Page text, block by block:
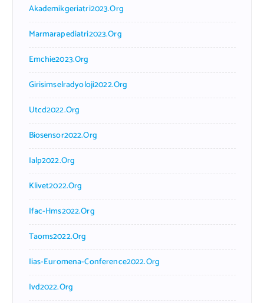
Akademikgeriatri2023.org
Marmarapediatri2023.org
Emchie2023.org
Girisimselradyoloji2022.org
Utcd2022.org
Biosensor2022.org
Ialp2022.org
Klivet2022.org
Ifac-Hms2022.org
Taoms2022.org
Iias-Euromena-Conference2022.org
Ivd2022.org